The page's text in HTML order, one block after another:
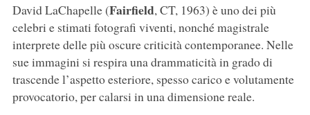
David LaChapelle (Fairfield, CT, 1963) è uno dei più
celebri e stimati fotografi viventi, nonché magistrale
interprete delle più oscure criticità contemporanee. Nelle
sue immagini si respira una drammaticità in grado di
trascende l’aspetto esteriore, spesso carico e volutamente
provocatorio, per calarsi in una dimensione reale.